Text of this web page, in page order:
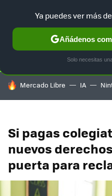
SELECCIÓN GAMING
HOY SE HABLA DE
Mercado Libre IA
Si pagas
nuevos
puerta para
Ya puedes ver más
Añádenos
Solo necesitas